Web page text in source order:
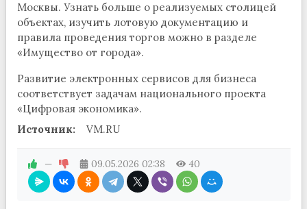
Москвы. Узнать больше о реализуемых столицей
объектах, изучить лотовую документацию и
правила проведения торгов можно в разделе
«Имущество от города».
Развитие электронных сервисов для бизнеса
соответствует задачам национального проекта
«Цифровая экономика».
Источник:
VM.RU
— 09.05.2026 02:38 40